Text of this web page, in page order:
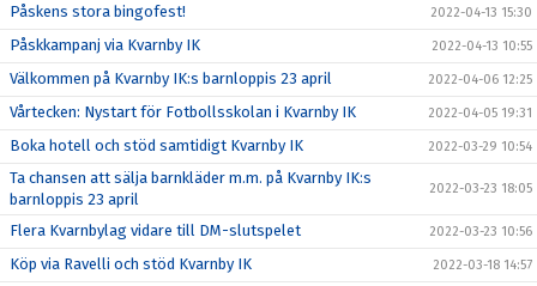
Påskens stora bingofest! 2022-04-13 15:30
Påskkampanj via Kvarnby IK 2022-04-13 10:55
Välkommen på Kvarnby IK:s barnloppis 23 april 2022-04-06 12:25
Vårtecken: Nystart för Fotbollsskolan i Kvarnby IK 2022-04-05 19:31
Boka hotell och stöd samtidigt Kvarnby IK 2022-03-29 10:54
Ta chansen att sälja barnkläder m.m. på Kvarnby IK:s
barnloppis 23 april
2022-03-23 18:05
Flera Kvarnbylag vidare till DM-slutspelet 2022-03-23 10:56
Köp via Ravelli och stöd Kvarnby IK 2022-03-18 14:57